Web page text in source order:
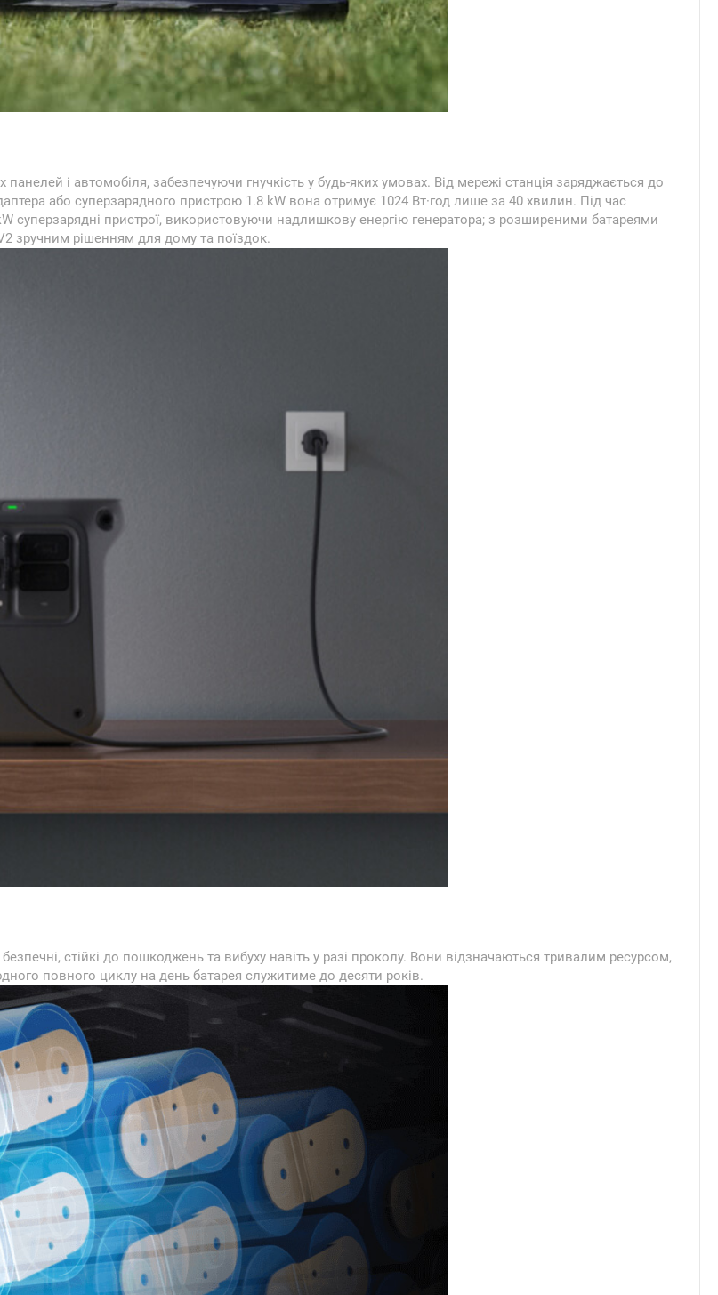
і автомобіля, забезпечуючи гнучкість у будь-яких умовах. Від мережі станція заряджається до
або суперзарядного пристрою 1.8 kW вона отримує 1024 Вт·год лише за 40 хвилин. Під час
пристрої, використовуючи надлишкову енергію генератора; з розширеними батареями
зручним рішенням для дому та поїздок.
стійкі до пошкоджень та вибуху навіть у разі проколу. Вони відзначаються тривалим ресурсом,
повного циклу на день батарея служитиме до десяти років.